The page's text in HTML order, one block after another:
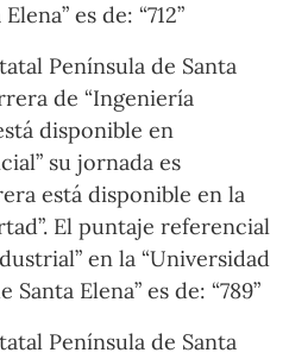
es de: “712”
Península de Santa
de “Ingeniería
disponible en
su jornada es
está disponible en la
El puntaje referencial
en la “Universidad
Santa Elena” es de: “789”
Península de Santa